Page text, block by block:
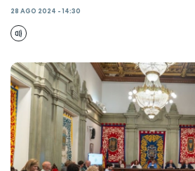
28 AGO 2024 - 14:30